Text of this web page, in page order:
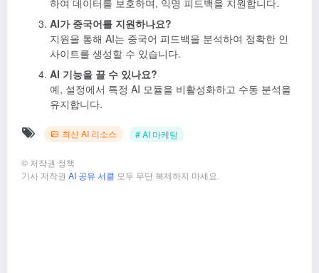
하여 데이터를 보호하며, 익명 피드백을 지원합니다.
AI가 중국어를 지원하나요?
지원을 통해 AI는 중국어 피드백을 분석하여 정확한 인
사이트를 생성할 수 있습니다.
AI 기능을 끌 수 있나요?
예, 설정에서 특정 AI 모듈을 비활성화하고 수동 분석을
유지합니다.
최신 AI 리소스 # AI 마케팅
© 저작권 정책
기사 저작권 AI 공유 서클 모두 무단 복제하지 마세요.